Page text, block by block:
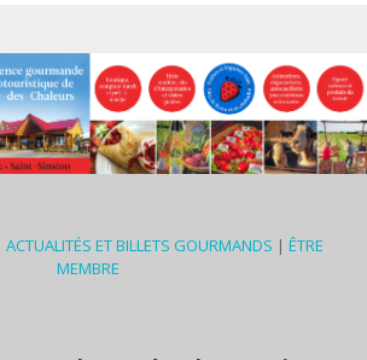
ACTUALITÉS ET BILLETS GOURMANDS | ÊTRE
MEMBRE